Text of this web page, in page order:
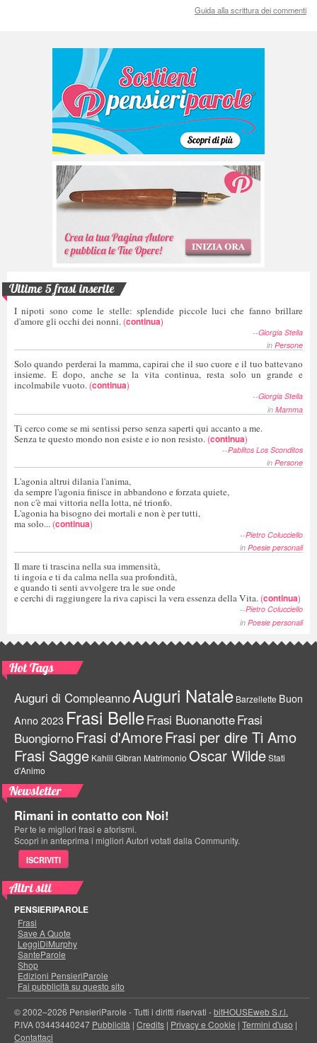
Guida alla scrittura dei commenti
Ultime 5 frasi inserite
I nipoti sono come le stelle: splendide piccole luci che fanno brillare
d'amore gli occhi dei nonni. (continua)
--Giorgia Stella
in Persone
Solo quando perderai la mamma, capirai che il suo cuore e il tuo battevano
insieme. E dopo, anche se la vita continua, resta solo un grande e
incolmabile vuoto. (continua)
--Giorgia Stella
in Mamma
Ti cerco come se mi sentissi perso senza saperti qui accanto a me.
Senza te questo mondo non esiste e io non resisto. (continua)
--Pablitos Los Sconditos
in Persone
L'agonia altrui dilania l'anima,
da sempre l'agonia finisce in abbandono e forzata quiete,
non c'è mai vittoria nella lotta, né trionfo.
L'agonia ha bisogno dei mortali e non è per tutti,
ma solo... (continua)
--Pietro Colucciello
in Poesie personali
Il mare ti trascina nella sua immensità,
ti ingoia e ti da calma nella sua profondità,
e quando ti senti avvolgere tra le sue onde
e cerchi di raggiungere la riva capisci la vera essenza della Vita. (continua)
--Pietro Colucciello
in Poesie personali
Hot Tags
Auguri di CompleannoAuguri Natale Barzellette Buon
Anno 2023 Frasi BelleFrasi BuonanotteFrasi
BuongiornoFrasi d'AmoreFrasi per dire Ti Amo
Frasi Sagge Kahlil Gibran Matrimonio Oscar WildeStati
d'Animo
Newsletter
Rimani in contatto con Noi!
Per te le migliori frasi e aforismi.
Scopri in anteprima i migliori Autori votati dalla Community.
ISCRIVITI
Altri siti
PENSIERIPAROLE
Frasi
Save A Quote
LeggiDiMurphy
SanteParole
Shop
Edizioni PensieriParole
Fai pubblicità su questo sito
© 2002–2026 PensieriParole - Tutti i diritti riservati -bitHOUSEweb S.r.l.
P.IVA 03443440247 Pubblicità | Credits | Privacy e Cookie | Termini d'uso |
Contattaci